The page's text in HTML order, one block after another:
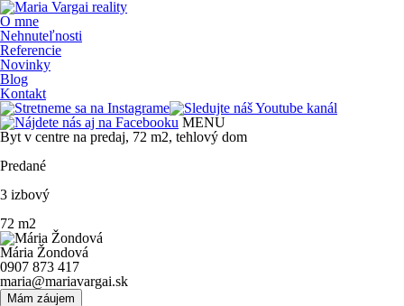
O mne
Nehnuteľnosti
Referencie
Novinky
Blog
Kontakt
MENU
Byt v centre na predaj, 72 m2, tehlový dom
Predané
3 izbový
72 m2
Mária Žondová
0907 873 417
maria@mariavargai.sk
Mám záujem